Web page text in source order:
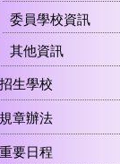
委員學校資訊
其他資訊
招生學校
規章辦法
重要日程